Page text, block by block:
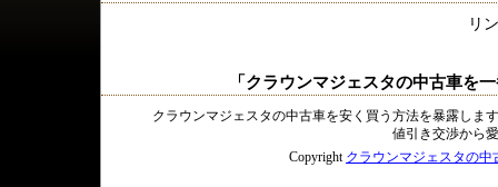
リ
「クラウンマジェスタの中古車を
クラウンマジェスタの中古車を安く買う方法を暴露しま
値引き交渉から
Copyright クラウンマジェスタの